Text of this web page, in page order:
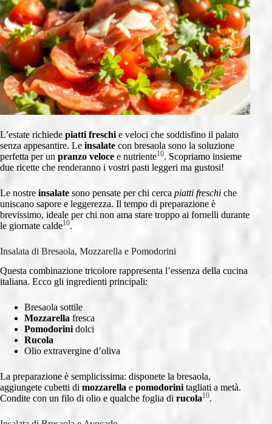
L’estate richiede piatti freschi e veloci che soddisfino il palato
senza appesantire. Le insalate con bresaola sono la soluzione
perfetta per un pranzo veloce e nutriente10. Scopriamo insieme
due ricette che renderanno i vostri pasti leggeri ma gustosi!
Le nostre insalate sono pensate per chi cerca piatti freschi che
uniscano sapore e leggerezza. Il tempo di preparazione è
brevissimo, ideale per chi non ama stare troppo ai fornelli durante
le giornate calde10.
Insalata di Bresaola, Mozzarella e Pomodorini
Questa combinazione tricolore rappresenta l’essenza della cucina
italiana. Ecco gli ingredienti principali:
Bresaola sottile
Mozzarella fresca
Pomodorinidolci
Rucola
Olio extravergine d’oliva
La preparazione è semplicissima: disponete la bresaola,
aggiungete cubetti di mozzarella e pomodorinitagliati a metà.
Condite con un filo di olio e qualche foglia di rucola10.